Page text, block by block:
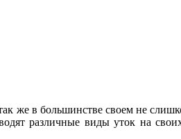
же в большинстве своем не
различные виды уток на